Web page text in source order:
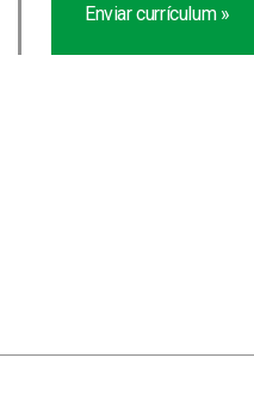
Enviar currículum »